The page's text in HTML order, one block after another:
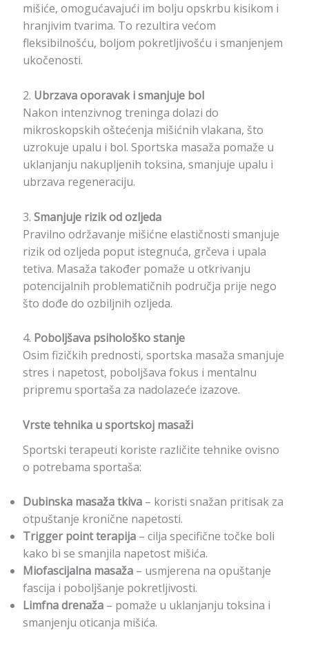
mišiće, omogućavajući im bolju opskrbu kisikom i
hranjivim tvarima. To rezultira većom
fleksibilnošću, boljom pokretljivošću i smanjenjem
ukočenosti.
2. Ubrzava oporavak i smanjuje bol
Nakon intenzivnog treninga dolazi do
mikroskopskih oštećenja mišićnih vlakana, što
uzrokuje upalu i bol. Sportska masaža pomaže u
uklanjanju nakupljenih toksina, smanjuje upalu i
ubrzava regeneraciju.
3. Smanjuje rizik od ozljeda
Pravilno održavanje mišićne elastičnosti smanjuje
rizik od ozljeda poput istegnuća, grčeva i upala
tetiva. Masaža također pomaže u otkrivanju
potencijalnih problematičnih područja prije nego
što dođe do ozbiljnih ozljeda.
4. Poboljšava psihološko stanje
Osim fizičkih prednosti, sportska masaža smanjuje
stres i napetost, poboljšava fokus i mentalnu
pripremu sportaša za nadolazeće izazove.
Vrste tehnika u sportskoj masaži
Sportski terapeuti koriste različite tehnike ovisno
o potrebama sportaša:
Dubinska masaža tkiva– koristi snažan pritisak za
otpuštanje kronične napetosti.
Trigger point terapija– cilja specifične točke boli
kako bi se smanjila napetost mišića.
Miofascijalna masaža– usmjerena na opuštanje
fascija i poboljšanje pokretljivosti.
Limfna drenaža– pomaže u uklanjanju toksina i
smanjenju oticanja mišića.